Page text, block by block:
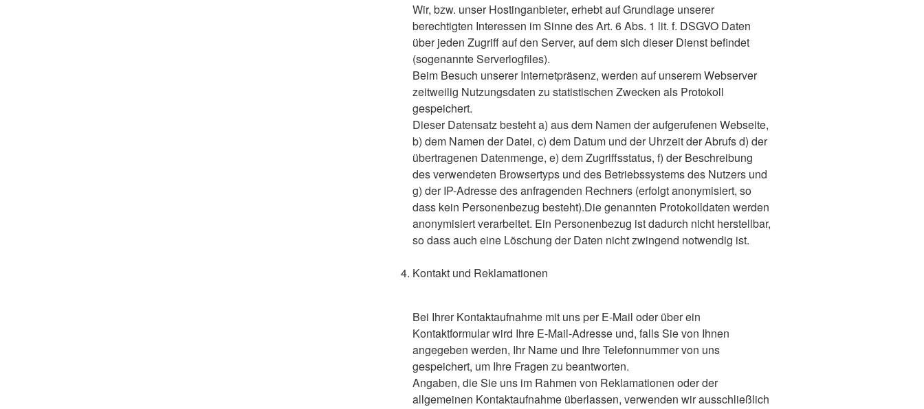
Wir, bzw. unser Hostinganbieter, erhebt auf Grundlage unserer
berechtigten Interessen im Sinne des Art. 6 Abs. 1 lit. f. DSGVO Daten
über jeden Zugriff auf den Server, auf dem sich dieser Dienst befindet
(sogenannte Serverlogfiles).
Beim Besuch unserer Internetpräsenz, werden auf unserem Webserver
zeitweilig Nutzungsdaten zu statistischen Zwecken als Protokoll
gespeichert.
Dieser Datensatz besteht a) aus dem Namen der aufgerufenen Webseite,
b) dem Namen der Datei, c) dem Datum und der Uhrzeit der Abrufs d) der
übertragenen Datenmenge, e) dem Zugriffsstatus, f) der Beschreibung
des verwendeten Browsertyps und des Betriebssystems des Nutzers und
g) der IP-Adresse des anfragenden Rechners (erfolgt anonymisiert, so
dass kein Personenbezug besteht).Die genannten Protokolldaten werden
anonymisiert verarbeitet. Ein Personenbezug ist dadurch nicht herstellbar,
so dass auch eine Löschung der Daten nicht zwingend notwendig ist.
Kontakt und Reklamationen
Bei Ihrer Kontaktaufnahme mit uns per E-Mail oder über ein
Kontaktformular wird Ihre E-Mail-Adresse und, falls Sie von Ihnen
angegeben werden, Ihr Name und Ihre Telefonnummer von uns
gespeichert, um Ihre Fragen zu beantworten.
Angaben, die Sie uns im Rahmen von Reklamationen oder der
allgemeinen Kontaktaufnahme überlassen, verwenden wir ausschließlich